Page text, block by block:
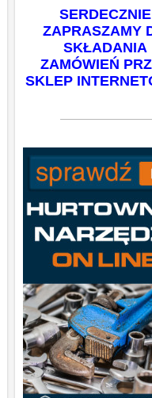
SERDECZNIE
ZAPRASZAMY
SKŁADANIA
ZAMÓWIEŃ
SKLEP